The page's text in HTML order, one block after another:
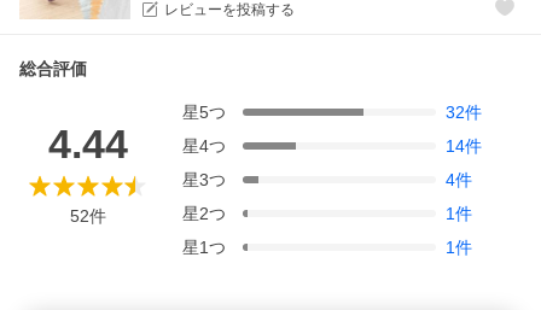
レビューを投稿する
総合評価
4.44
52件
星5つ 32件
星4つ 14件
星3つ 4件
星2つ 1件
星1つ 1件